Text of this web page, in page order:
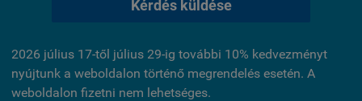
Kérdés küldése
2026 július 17-től július 29-ig további 10% kedvezményt
nyújtunk a weboldalon történő megrendelés esetén. A
weboldalon fizetni nem lehetséges.